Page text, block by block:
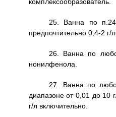
25. Ванна по
предпочтительно 0,4-2 г/л.
26. Ванна по
нонилфенола.
27. Ванна по
диапазоне от 0,01 до 10
г/л включительно.